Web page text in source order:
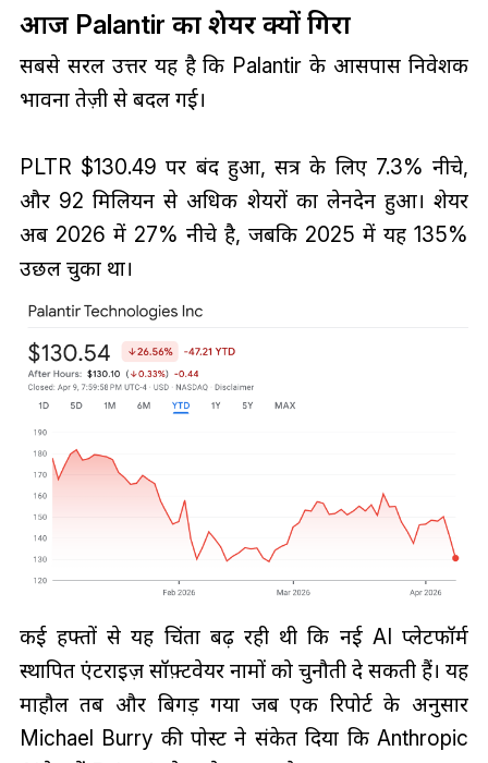
आज Palantir का शेयर क्यों गिरा
सबसे सरल उत्तर यह है कि Palantir के आसपास निवेशक
भावना तेज़ी से बदल गई।
PLTR $130.49 पर बंद हुआ, सत्र के लिए 7.3% नीचे,
और 92 मिलियन से अधिक शेयरों का लेनदेन हुआ। शेयर
अब 2026 में 27% नीचे है, जबकि 2025 में यह 135%
उछल चुका था।
कई हफ्तों से यह चिंता बढ़ रही थी कि नई AI प्लेटफॉर्म
स्थापित एंटरप्राइज़ सॉफ़्टवेयर नामों को चुनौती दे सकती हैं। यह
माहौल तब और बिगड़ गया जब एक रिपोर्ट के अनुसार
Michael Burry की पोस्ट ने संकेत दिया कि Anthropic